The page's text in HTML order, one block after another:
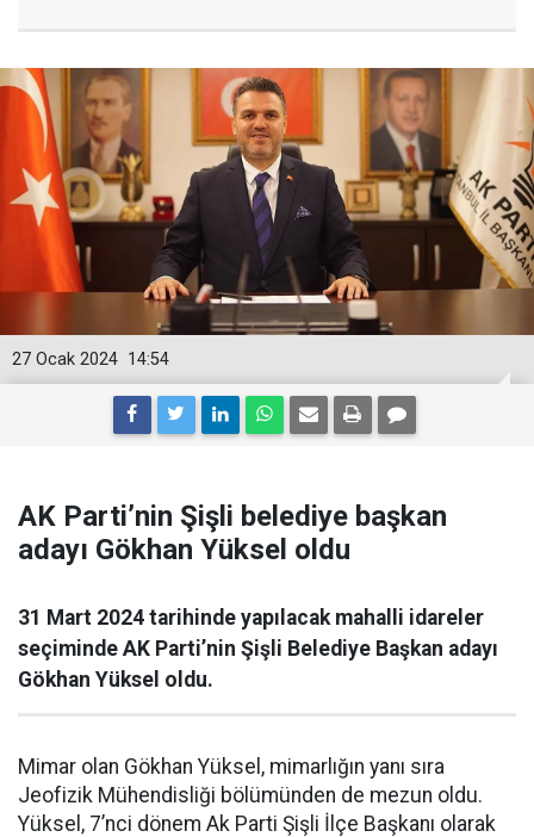
14:54
27 Ocak 2024
AK Parti’nin Şişli belediye başkan
adayı Gökhan Yüksel oldu
31 Mart 2024 tarihinde yapılacak mahalli idareler
seçiminde AK Parti’nin Şişli Belediye Başkan adayı
Gökhan Yüksel oldu.
Mimar olan Gökhan Yüksel, mimarlığın yanı sıra
Jeofizik Mühendisliği bölümünden de mezun oldu.
Yüksel, 7’nci dönem Ak Parti Şişli İlçe Başkanı olarak